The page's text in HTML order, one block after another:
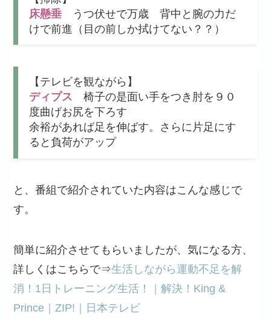
床懸垂 うつ伏せで万歳 背中と腕の力だ
けで前進（目の前しか拭けてない？？）
【テレビを観ながら】
ディプス 椅子の是面い手をつき肘を９０
度曲げお尻を下ろす
余裕があれば足を伸ばす。さらに片足にす
ると負荷がアップ
と、番組で紹介されていた内容はこんな感じで
す。
簡単に紹介させてもらいましたが、気になる方、
詳しくはこちらで⇒生活しながら運動不足を解
消！1日トレーニング生活！｜解決！King &
Prince｜ZIP!｜日本テレビ